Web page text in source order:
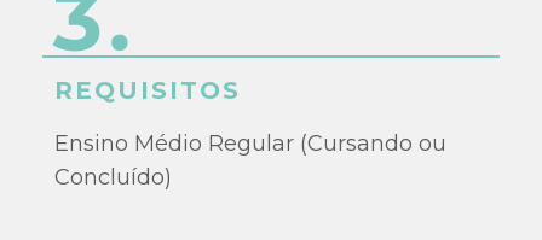
REQUISITOS
Ensino Médio Regular (Cursando ou
Concluído)